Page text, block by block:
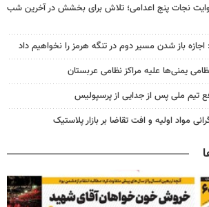
نجات پنج اعدامی؛ تلاش برای بخشش در آخرین شب
باز شدن مسیر دوم در تنگه هرمز را نخواهیم داد
یمنی‌ها علیه مراکز نظامی عربستان
تیم ملی پس از جدایی از پرسپولیس
مواد اولیه و افت تقاضا بر بازار پلاستیک